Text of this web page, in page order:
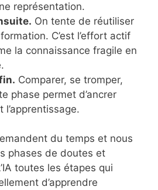
représentation.
On tente de réutiliser
C’est l’effort actif
la connaissance fragile en
Comparer, se tromper,
phase permet d’ancrer
l’apprentissage.
du temps et nous
phases de doutes et
toutes les étapes qui
d’apprendre